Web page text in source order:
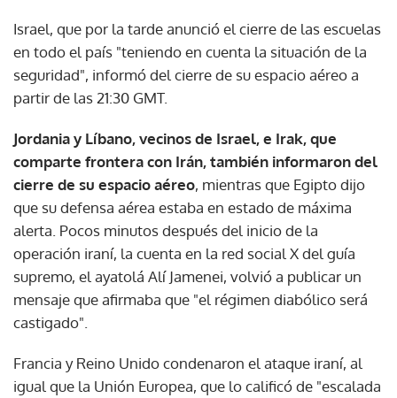
Israel, que por la tarde anunció el cierre de las escuelas
en todo el país "teniendo en cuenta la situación de la
seguridad", informó del cierre de su espacio aéreo a
partir de las 21:30 GMT.
Jordania y Líbano, vecinos de Israel, e Irak, que
comparte frontera con Irán, también informaron del
cierre de su espacio aéreo, mientras que Egipto dijo
que su defensa aérea estaba en estado de máxima
alerta. Pocos minutos después del inicio de la
operación iraní, la cuenta en la red social X del guía
supremo, el ayatolá Alí Jamenei, volvió a publicar un
mensaje que afirmaba que "el régimen diabólico será
castigado".
Francia y Reino Unido condenaron el ataque iraní, al
igual que la Unión Europea, que lo calificó de "escalada